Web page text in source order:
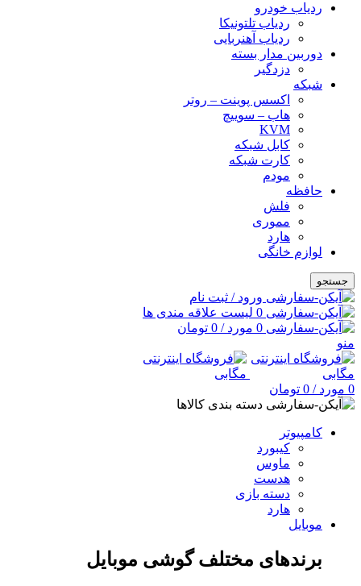
ردیاب خودرو
ردیاب تلتونیکا
ردیاب آهنربایی
دوربین مدار بسته
دزدگیر
شبکه
اکسس پوینت – روتر
هاب – سوییچ
KVM
کابل شبکه
کارت شبکه
مودم
حافظه
فلش
مموری
هارد
لوازم خانگی
جستجو
ورود / ثبت نام
0 لیست علاقه مندی ها
0 مورد/
0 تومان
منو
0 مورد/
0 تومان
دسته بندی کالاها
کامپیوتر
کیبورد
ماوس
هدست
دسته بازی
هارد
موبایل
برندهای مختلف گوشی موبایل